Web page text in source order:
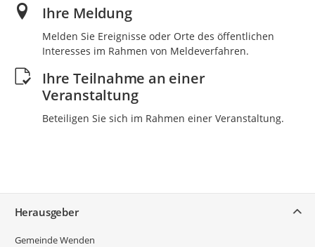
Ihre Meldung
Melden Sie Ereignisse oder Orte des öffentlichen
Interesses im Rahmen von Meldeverfahren.
Ihre Teilnahme an einer
Veranstaltung
Beteiligen Sie sich im Rahmen einer Veranstaltung.
Herausgeber
Gemeinde Wenden